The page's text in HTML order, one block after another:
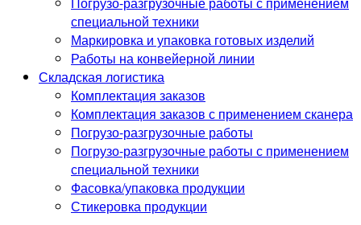
специальной техники
Маркировка и упаковка готовых изделий
Работы на конвейерной линии
Складская логистика
Комплектация заказов
Комплектация заказов с применением сканера
Погрузо-разгрузочные работы
Погрузо-разгрузочные работы с применением
специальной техники
Фасовка/упаковка продукции
Стикеровка продукции